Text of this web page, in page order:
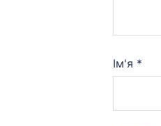
Ім'я *